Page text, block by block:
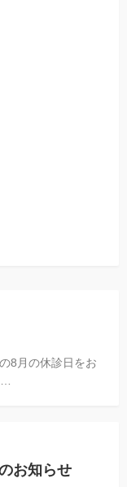
8月の休診日をお
…
お知らせ